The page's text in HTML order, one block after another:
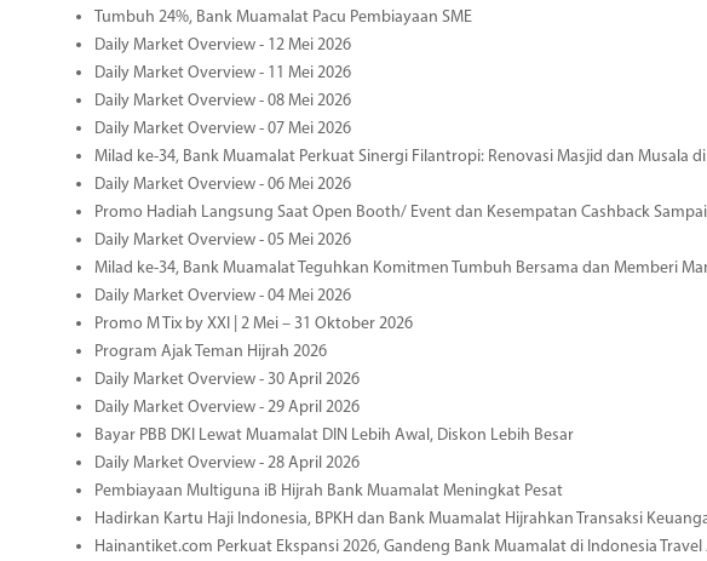
Tumbuh 24%, Bank Muamalat Pacu Pembiayaan SME
Daily Market Overview - 12 Mei 2026
Daily Market Overview - 11 Mei 2026
Daily Market Overview - 08 Mei 2026
Daily Market Overview - 07 Mei 2026
Milad ke-34, Bank Muamalat Perkuat Sinergi Filantropi: Renovasi Masjid dan Musala
Daily Market Overview - 06 Mei 2026
Promo Hadiah Langsung Saat Open Booth/ Event dan Kesempatan Cashback
Daily Market Overview - 05 Mei 2026
Milad ke-34, Bank Muamalat Teguhkan Komitmen Tumbuh Bersama dan Memberi
Daily Market Overview - 04 Mei 2026
Promo M Tix by XXI | 2 Mei – 31 Oktober 2026
Program Ajak Teman Hijrah 2026
Daily Market Overview - 30 April 2026
Daily Market Overview - 29 April 2026
Bayar PBB DKI Lewat Muamalat DIN Lebih Awal, Diskon Lebih Besar
Daily Market Overview - 28 April 2026
Pembiayaan Multiguna iB Hijrah Bank Muamalat Meningkat Pesat
Hadirkan Kartu Haji Indonesia, BPKH dan Bank Muamalat Hijrahkan Transaksi
Hainantiket.com Perkuat Ekspansi 2026, Gandeng Bank Muamalat di Indonesia